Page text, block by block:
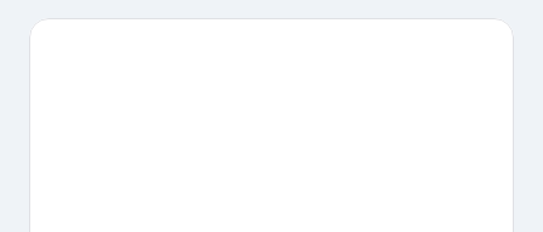
geweldige manier om van het water in de omgeving te